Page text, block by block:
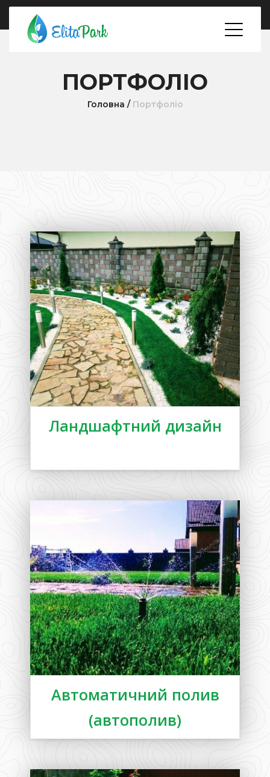
ПОРТФОЛІО
Головна / Портфоліо
Ландшафтний дизайн
Автоматичний полив
(автополив)